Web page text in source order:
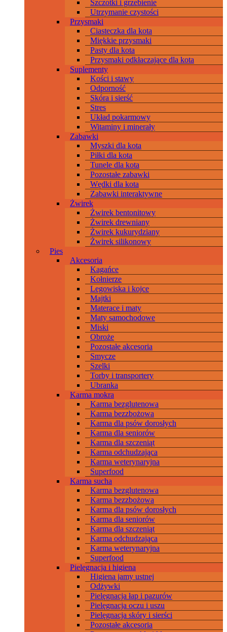
Szczotki i grzebienie
Utrzymanie czystości
Przysmaki
Ciasteczka dla kota
Miękkie przysmaki
Pasty dla kota
Przysmaki odkłaczające dla kota
Suplementy
Kości i stawy
Odporność
Skóra i sierść
Stres
Układ pokarmowy
Witaminy i minerały
Zabawki
Myszki dla kota
Piłki dla kota
Tunele dla kota
Pozostałe zabawki
Wędki dla kota
Zabawki interaktywne
Żwirek
Żwirek bentonitowy
Żwirek drewniany
Żwirek kukurydziany
Żwirek silikonowy
Pies
Akcesoria
Kagańce
Kołnierze
Legowiska i kojce
Majtki
Materace i maty
Maty samochodowe
Miski
Obroże
Pozostałe akcesoria
Smycze
Szelki
Torby i transportery
Ubranka
Karma mokra
Karma bezglutenowa
Karma bezzbożowa
Karma dla psów dorosłych
Karma dla seniorów
Karma dla szczeniąt
Karma odchudzająca
Karma weterynaryjna
Superfood
Karma sucha
Karma bezglutenowa
Karma bezzbożowa
Karma dla psów dorosłych
Karma dla seniorów
Karma dla szczeniąt
Karma odchudzająca
Karma weterynaryjna
Superfood
Pielęgnacja i higiena
Higiena jamy ustnej
Odżywki
Pielęgnacja łap i pazurów
Pielęgnacja oczu i uszu
Pielęgnacja skóry i sierści
Pozostałe akcesoria